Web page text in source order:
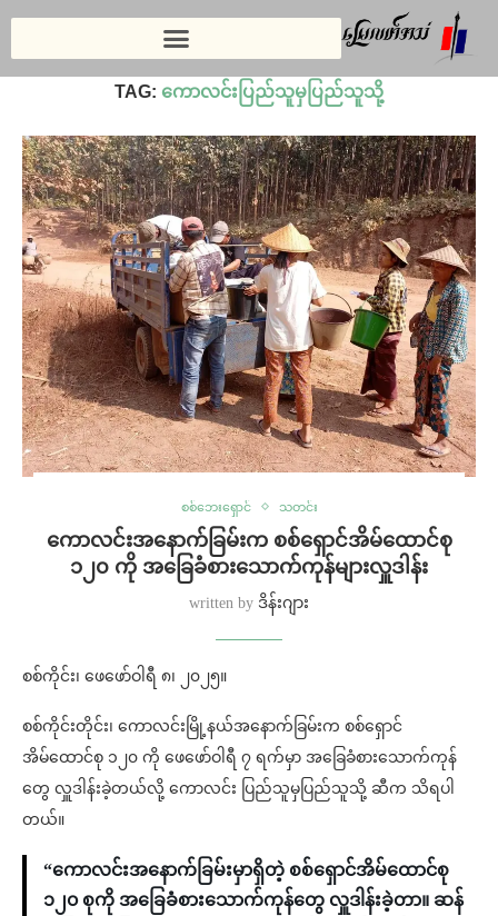
ကောလင်းပြည်သူမှပြည်သူသို့
TAG: ကောလင်းပြည်သူမှပြည်သူသို့
စစ်ဘေးရှောင် သတင်း
ကောလင်းအနောက်ခြမ်းက စစ်ရှောင်အိမ်ထောင်စု
၁၂၀ ကို အခြေခံစားသောက်ကုန်များလှူဒါန်း
written by ဒိန်းဂျား
စစ်ကိုင်း၊ ဖေဖော်ဝါရီ ၈၊ ၂၀၂၅။
စစ်ကိုင်းတိုင်း၊ ကောလင်းမြို့နယ်အနောက်ခြမ်းက စစ်ရှောင်
အိမ်ထောင်စု ၁၂၀ ကို ဖေဖော်ဝါရီ ၇ ရက်မှာ အခြေခံစားသောက်ကုန်
တွေ လှူဒါန်းခဲ့တယ်လို့ ကောလင်း ပြည်သူမှပြည်သူသို့ ဆီက သိရပါ
တယ်။
“ကောလင်းအနောက်ခြမ်းမှာရှိတဲ့ စစ်ရှောင်အိမ်ထောင်စု
၁၂၀ စုကို အခြေခံစားသောက်ကုန်တွေ လှူဒါန်းခဲ့တာ။ ဆန်